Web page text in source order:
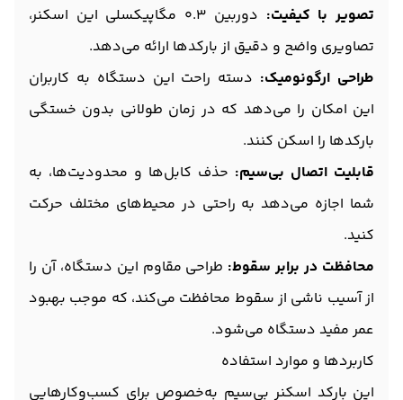
تصویر با کیفیت:
دوربین 0.3 مگاپیکسلی این اسکنر،
تصاویری واضح و دقیق از بارکدها ارائه می‌دهد.
طراحی ارگونومیک: دسته راحت این دستگاه به کاربران
این امکان را می‌دهد که در زمان طولانی بدون خستگی
بارکدها را اسکن کنند.
قابلیت اتصال بی‌سیم: حذف کابل‌ها و محدودیت‌ها، به
شما اجازه می‌دهد به راحتی در محیط‌های مختلف حرکت
کنید.
محافظت در برابر سقوط: طراحی مقاوم این دستگاه، آن را
از آسیب ناشی از سقوط محافظت می‌کند، که موجب بهبود
عمر مفید دستگاه می‌شود.
کاربردها و موارد استفاده
این بارکد اسکنر بی‌سیم به‌خصوص برای کسب‌وکارهایی